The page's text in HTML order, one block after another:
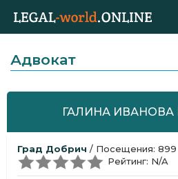
Адвокат
ГАЛИНА
Град Добрич / Посещения: 899
Рейтинг: N/A